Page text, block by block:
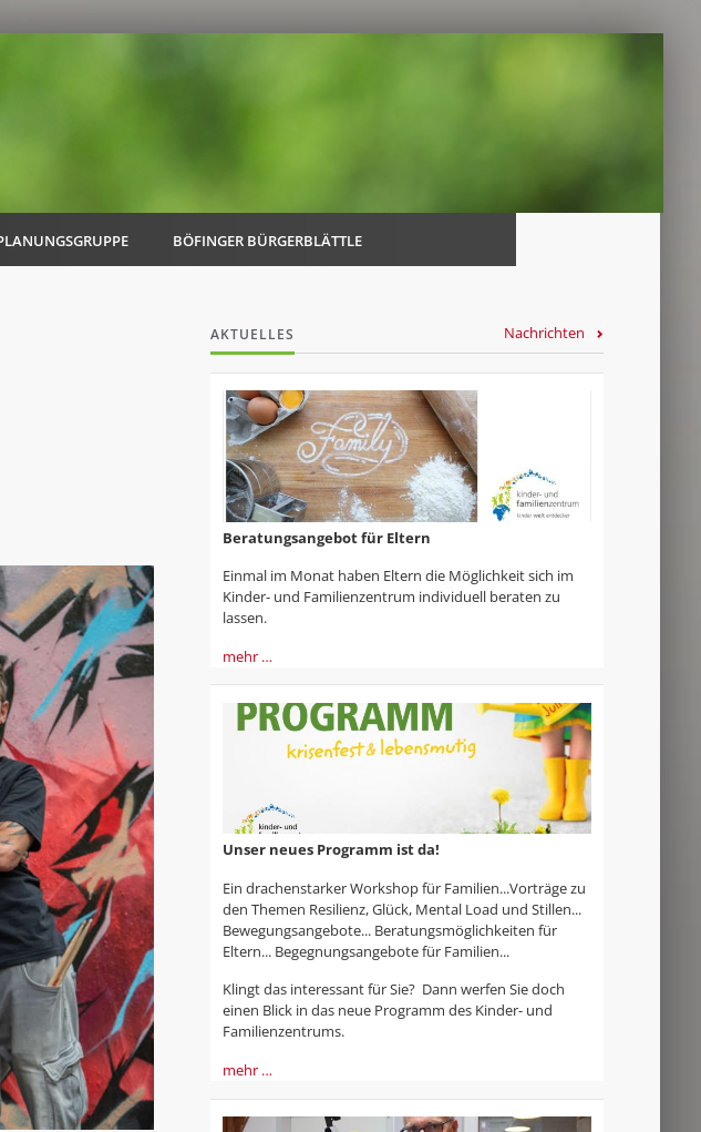
BÖFINGER BÜRGERBLÄTTLE
AKTUELLES Nachrichten
Beratungsangebot für Eltern
Einmal im Monat haben Eltern die Möglichkeit sich im
Kinder- und Familienzentrum individuell beraten zu
lassen.
mehr …
Unser neues Programm ist da!
Ein drachenstarker Workshop für Familien...Vorträge zu
den Themen Resilienz, Glück, Mental Load und Stillen...
Bewegungsangebote... Beratungsmöglichkeiten für
Eltern... Begegnungsangebote für Familien...
Klingt das interessant für Sie? Dann werfen Sie doch
einen Blick in das neue Programm des Kinder- und
Familienzentrums.
mehr …